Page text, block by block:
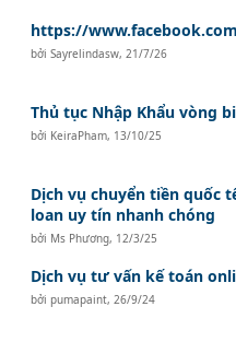
https://
bởiSayrelindasw, 21/7/26
Thủ tục Nhập Khẩu vòng
bởi KeiraPham, 13/10/25
Dịch vụ chuyển tiền quốc
loan uy tín nhanh chóng
bởi Ms Phương, 12/3/25
Dịch vụ tư vấn kế toán
bởipumapaint, 26/9/24